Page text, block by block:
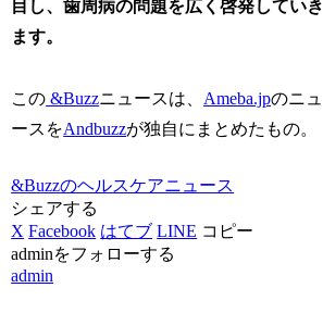
目し、歯周病の問題を広く啓発していき
ます。
この &Buzzニュースは、 Ameba.jpのニュ
ースをAndbuzzが独自にまとめたもの。
&Buzzのヘルスケアニュース
シェアする
X Facebook はてブ LINE コピー
adminをフォローする
admin